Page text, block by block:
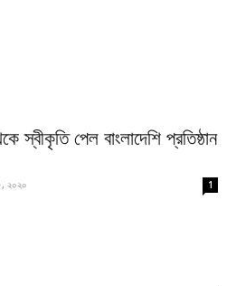
স্বীকৃতি পেল বাংলাদেশি প্রতিষ্ঠান
২০২০ 1